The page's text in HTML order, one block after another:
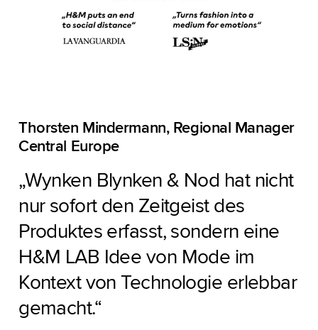
Thorsten Mindermann, Regional Manager
Central Europe
„Wynken Blynken & Nod hat nicht
nur sofort den Zeitgeist des
Produktes erfasst, sondern eine
H&M LAB Idee von Mode im
Kontext von Technologie erlebbar
gemacht.“